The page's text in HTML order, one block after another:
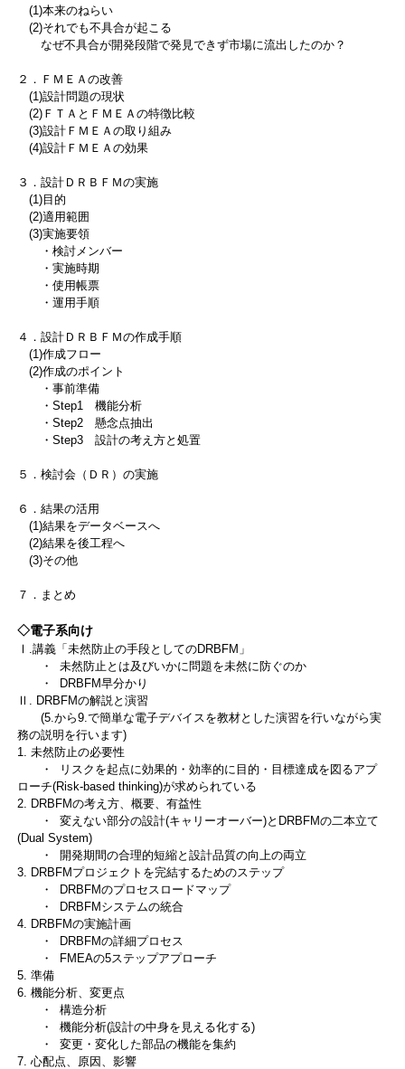
(1)本来のねらい
(2)それでも不具合が起こる
なぜ不具合が開発段階で発見できず市場に流出したのか？
２．ＦＭＥＡの改善
(1)設計問題の現状
(2)ＦＴＡとＦＭＥＡの特徴比較
(3)設計ＦＭＥＡの取り組み
(4)設計ＦＭＥＡの効果
３．設計ＤＲＢＦＭの実施
(1)目的
(2)適用範囲
(3)実施要領
・検討メンバー
・実施時期
・使用帳票
・運用手順
４．設計ＤＲＢＦＭの作成手順
(1)作成フロー
(2)作成のポイント
・事前準備
・Step1 機能分析
・Step2 懸念点抽出
・Step3 設計の考え方と処置
５．検討会（ＤＲ）の実施
６．結果の活用
(1)結果をデータベースへ
(2)結果を後工程へ
(3)その他
７．まとめ
◇電子系向け
Ⅰ.講義「未然防止の手段としてのDRBFM」
・ 未然防止とは及びいかに問題を未然に防ぐのか
・ DRBFM早分かり
Ⅱ. DRBFMの解説と演習
(5.から9.で簡単な電子デバイスを教材とした演習を行いながら実
務の説明を行います)
1. 未然防止の必要性
・ リスクを起点に効果的・効率的に目的・目標達成を図るアプ
ローチ(Risk-based thinking)が求められている
2. DRBFMの考え方、概要、有益性
・ 変えない部分の設計(キャリーオーバー)とDRBFMの二本立て
(Dual System)
・ 開発期間の合理的短縮と設計品質の向上の両立
3. DRBFMプロジェクトを完結するためのステップ
・ DRBFMのプロセスロードマップ
・ DRBFMシステムの統合
4. DRBFMの実施計画
・ DRBFMの詳細プロセス
・ FMEAの5ステップアプローチ
5. 準備
6. 機能分析、変更点
・ 構造分析
・ 機能分析(設計の中身を見える化する)
・ 変更・変化した部品の機能を集約
7. 心配点、原因、影響